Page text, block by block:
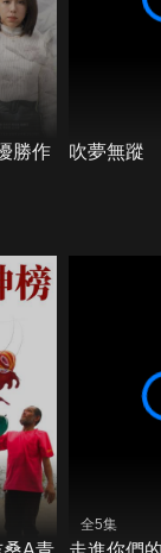
勝作
吹夢無蹤
全5集